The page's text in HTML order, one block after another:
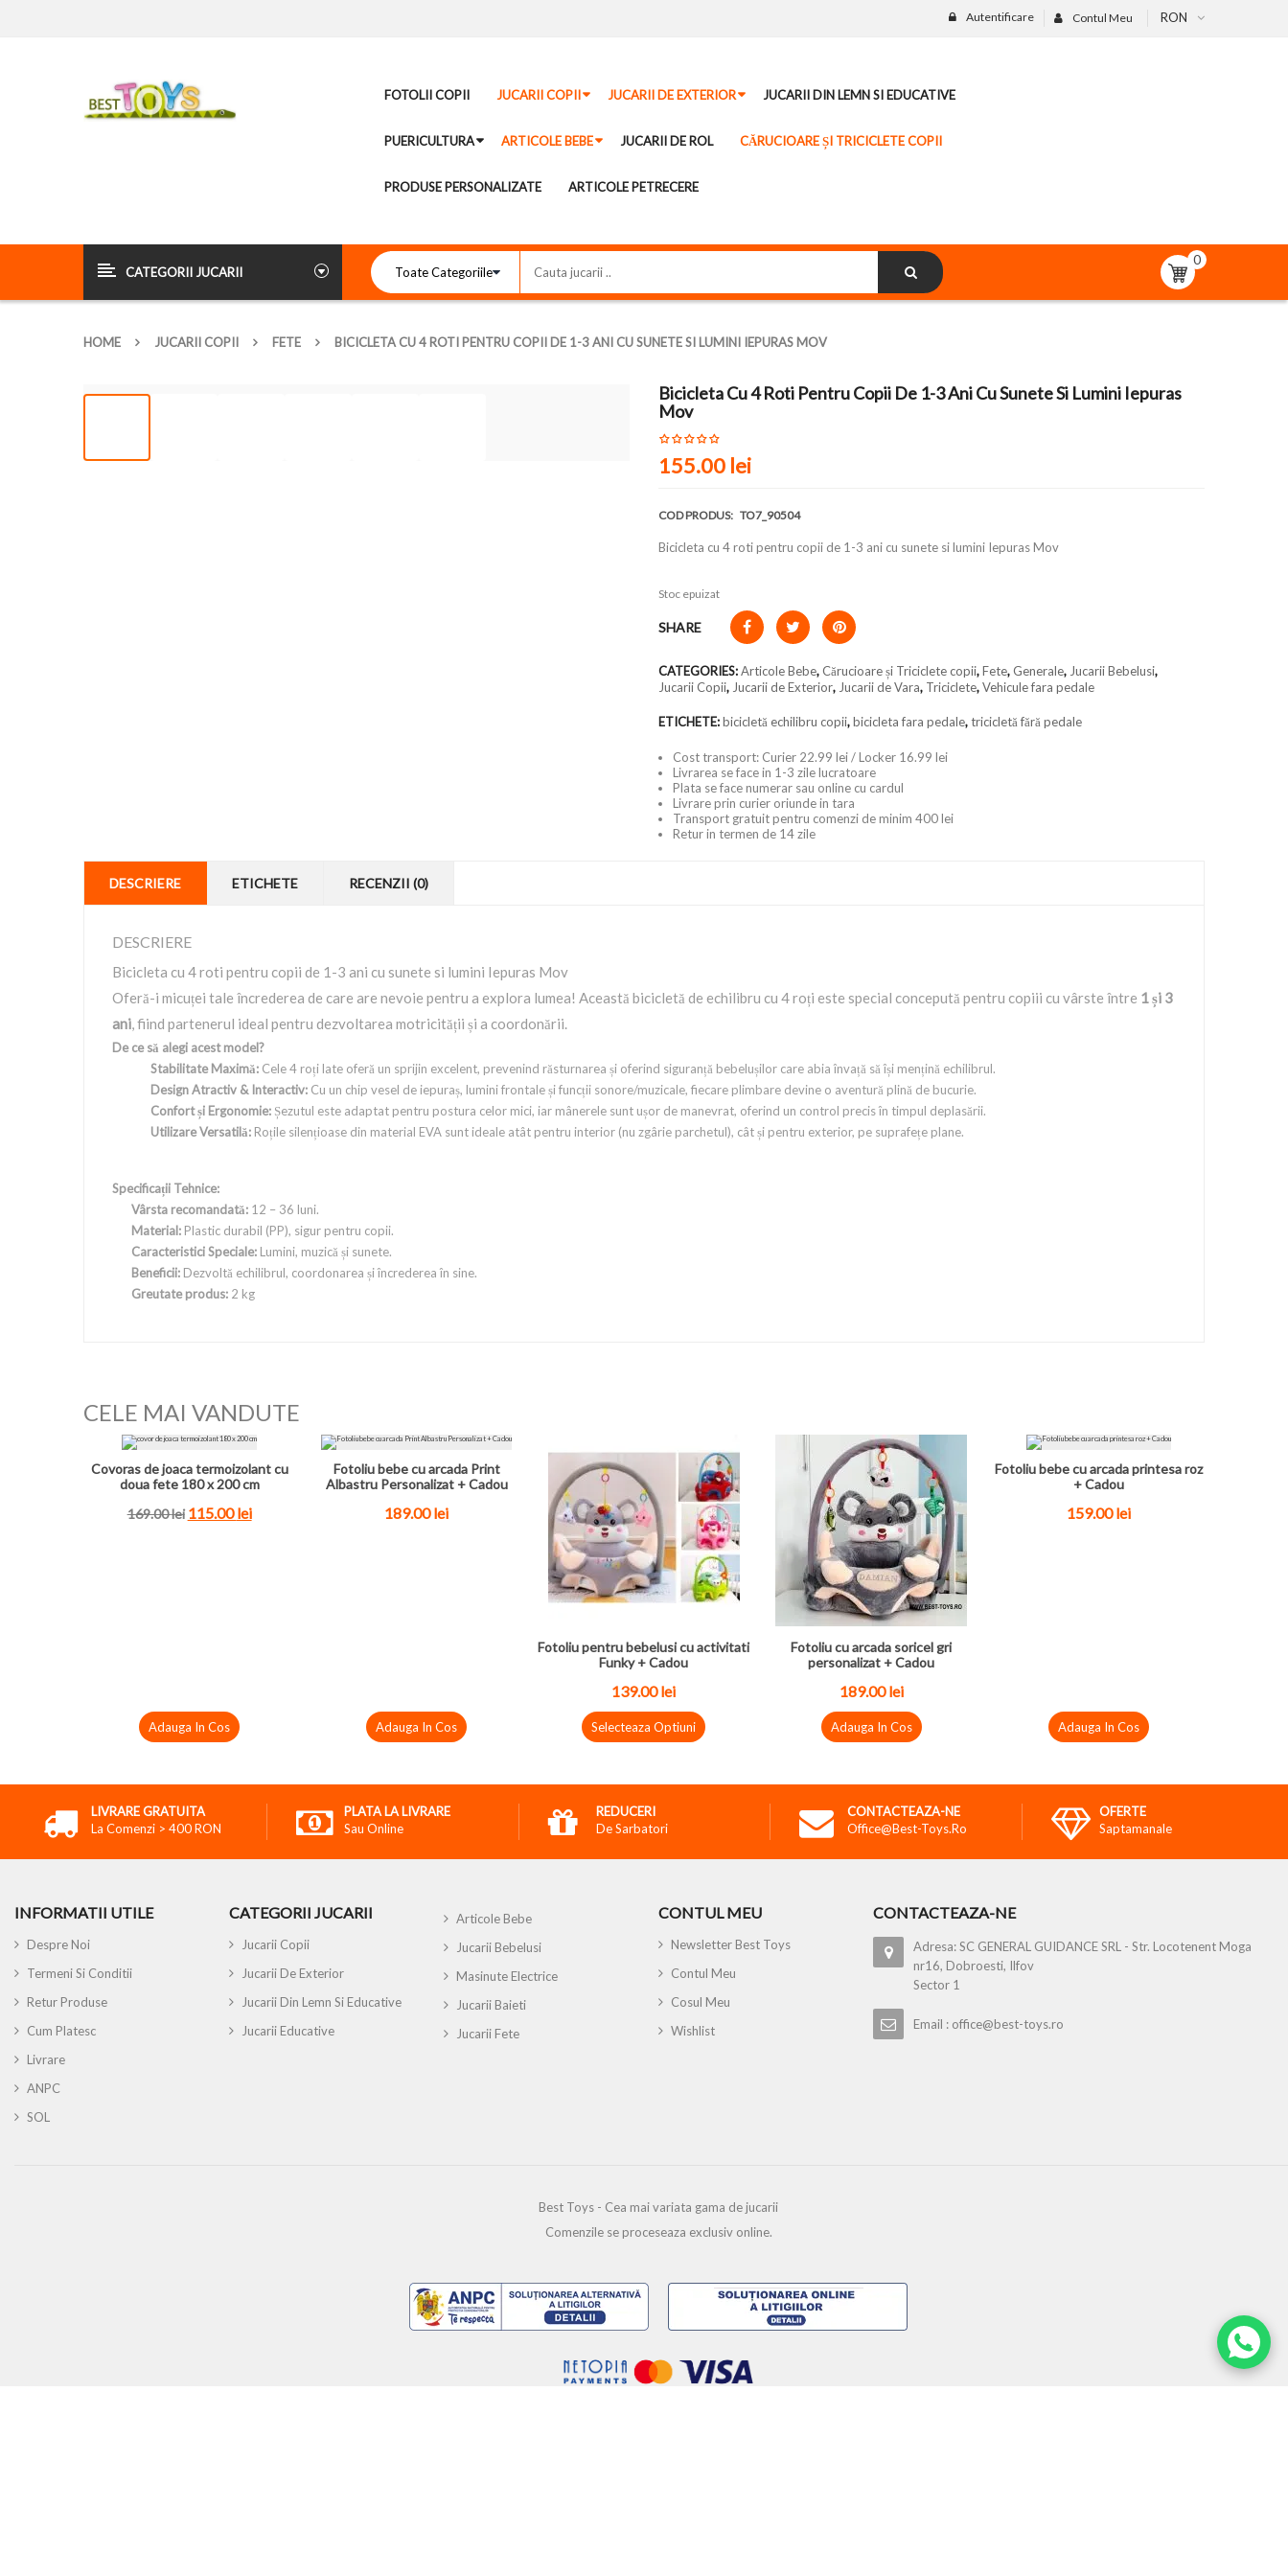
RON
Contul Meu
Autentificare
FOTOLII COPII JUCARII COPII JUCARII DE EXTERIOR JUCARII DIN LEMN SI EDUCATIVE
PUERICULTURA ARTICOLE BEBE JUCARII DE ROL CĂRUCIOARE ȘI TRICICLETE COPII
PRODUSE PERSONALIZATE ARTICOLE PETRECERE
CATEGORII JUCARII
0
HOME JUCARII COPII FETE BICICLETA CU 4 ROTI PENTRU COPII DE 1-3 ANI CU SUNETE SI LUMINI IEPURAS MOV
Bicicleta Cu 4 Roti Pentru Copii De 1-3 Ani Cu Sunete Si Lumini Iepuras
Mov
155.00 lei
COD PRODUS: TO7_90504
Bicicleta cu 4 roti pentru copii de 1-3 ani cu sunete si lumini Iepuras Mov
Stoc epuizat
SHARE
CATEGORIES:Articole Bebe,Cărucioare și Triciclete copii,Fete, Generale, Jucarii Bebelusi,
Jucarii Copii, Jucarii de Exterior, Jucarii de Vara, Triciclete,Vehicule fara pedale
ETICHETE:bicicletă echilibru copii,bicicleta fara pedale,tricicletă fără pedale
Cost transport: Curier 22.99 lei / Locker 16.99 lei
Livrarea se face in 1-3 zile lucratoare
Plata se face numerar sau online cu cardul
Livrare prin curier oriunde in tara
Transport gratuit pentru comenzi de minim 400 lei
Retur in termen de 14 zile
DESCRIERE ETICHETE RECENZII (0)
DESCRIERE
Bicicleta cu 4 roti pentru copii de 1-3 ani cu sunete si lumini Iepuras Mov
Oferă-i micuței tale încrederea de care are nevoie pentru a explora lumea! Această bicicletă de echilibru cu 4 roți este special concepută pentru copiii cu vârste între 1 și 3
ani, fiind partenerul ideal pentru dezvoltarea motricității și a coordonării.
De ce să alegi acest model?
Stabilitate Maximă: Cele 4 roți late oferă un sprijin excelent, prevenind răsturnarea și oferind siguranță bebelușilor care abia învață să își mențină echilibrul.
Design Atractiv & Interactiv: Cu un chip vesel de iepuraș, lumini frontale și funcții sonore/muzicale, fiecare plimbare devine o aventură plină de bucurie.
Confort și Ergonomie: Șezutul este adaptat pentru postura celor mici, iar mânerele sunt ușor de manevrat, oferind un control precis în timpul deplasării.
Utilizare Versatilă: Roțile silențioase din material EVA sunt ideale atât pentru interior (nu zgârie parchetul), cât și pentru exterior, pe suprafețe plane.
Specificații Tehnice:
Vârsta recomandată: 12 – 36 luni.
Material: Plastic durabil (PP), sigur pentru copii.
Caracteristici Speciale: Lumini, muzică și sunete.
Beneficii: Dezvoltă echilibrul, coordonarea și încrederea în sine.
Greutate produs: 2 kg
CELE MAI VANDUTE
Covoras de joaca termoizolant cu
doua fete 180 x 200 cm
169.00lei 115.00lei
Adauga In Cos
Fotoliu bebe cu arcada Print
Albastru Personalizat + Cadou
189.00lei
Adauga In Cos
Fotoliu pentru bebelusi cu activitati
Funky + Cadou
139.00lei
Selecteaza Optiuni
Fotoliu cu arcada soricel gri
personalizat + Cadou
189.00lei
Adauga In Cos
Fotoliu bebe cu arcada printesa roz
+ Cadou
159.00lei
Adauga In Cos
LIVRARE GRATUITA
La Comenzi > 400 RON
PLATA LA LIVRARE
Sau Online
REDUCERI
De Sarbatori
CONTACTEAZA-NE
Office@best-Toys.ro
OFERTE
Saptamanale
INFORMATII UTILE
Despre Noi
Termeni Si Conditii
Retur Produse
Cum Platesc
Livrare
ANPC
SOL
CATEGORII JUCARII
Jucarii Copii
Jucarii De Exterior
Jucarii Din Lemn Si Educative
Jucarii Educative
Articole Bebe
Jucarii Bebelusi
Masinute Electrice
Jucarii Baieti
Jucarii Fete
CONTUL MEU
Newsletter Best Toys
Contul Meu
Cosul Meu
Wishlist
CONTACTEAZA-NE
Adresa: SC GENERAL GUIDANCE SRL - Str. Locotenent Moga
nr16, Dobroesti, Ilfov
Sector 1
Email : office@best-toys.ro
Best Toys - Cea mai variata gama de jucarii
Comenzile se proceseaza exclusiv online.